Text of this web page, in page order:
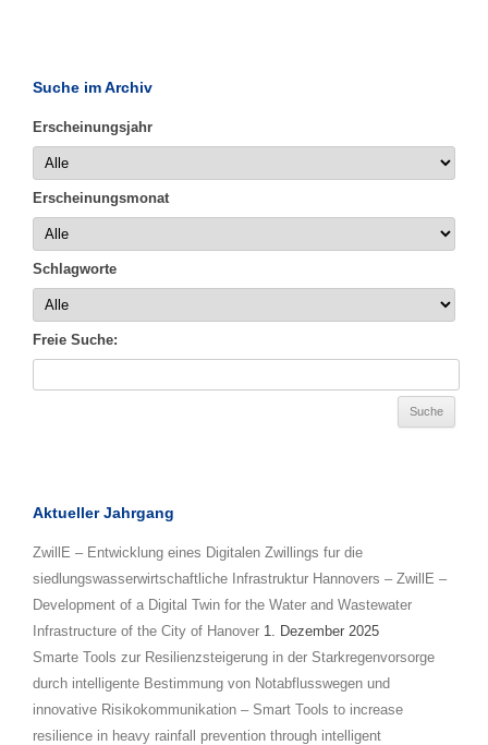
Suche im Archiv
Erscheinungsjahr
Erscheinungsmonat
Schlagworte
Freie Suche:
Aktueller Jahrgang
ZwillE – Entwicklung eines Digitalen Zwillings fur die
siedlungswasserwirtschaftliche Infrastruktur Hannovers – ZwillE –
Development of a Digital Twin for the Water and Wastewater
Infrastructure of the City of Hanover 1. Dezember 2025
Smarte Tools zur Resilienzsteigerung in der Starkregenvorsorge
durch intelligente Bestimmung von Notabflusswegen und
innovative Risikokommunikation – Smart Tools to increase
resilience in heavy rainfall prevention through intelligent